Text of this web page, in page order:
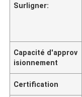
Surligner:
Capacité d'approv
isionnement
Certification